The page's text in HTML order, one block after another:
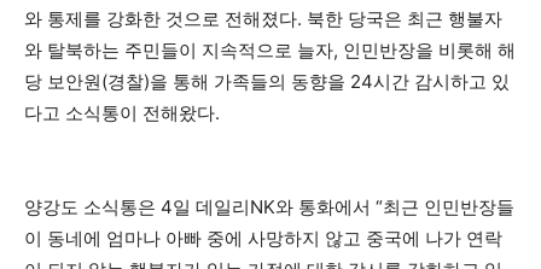
와 통제를 강화한 것으로 전해졌다. 북한 당국은 최근 행불자
와 탈북하는 주민들이 지속적으로 늘자, 인민반장을 비롯해 해
당 보안원(경찰)을 통해 가족들의 동향을 24시간 감시하고 있
다고 소식통이 전해왔다.
양강도 소식통은 4일 데일리NK와 통화에서 “최근 인민반장들
이 동네에 엄마나 아빠 중에 사망하지 않고 중국에 나가 연락